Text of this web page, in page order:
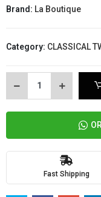
Brand: La Boutique
Category: CLASSICAL
Fast Shipping